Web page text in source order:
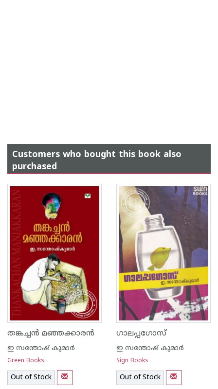
Customers who bought this book also
purchased
തങ്കച്ച‌ന്‍ മഞ്ഞക്കാര‌ന്‍
ഇ സന്തോഷ് കുമാര്‍
Green Books
Out of Stock
ഗാലപ്പഗോസ്‌
ഇ സന്തോഷ് കുമാര്‍
Sign Books
Out of Stock